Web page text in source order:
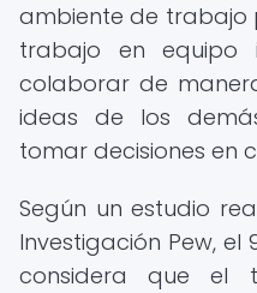
ambiente de trabajo
trabajo en equipo
colaborar de
ideas de los
tomar decisiones en
Según un estudio
Investigación Pew, el
considera que el